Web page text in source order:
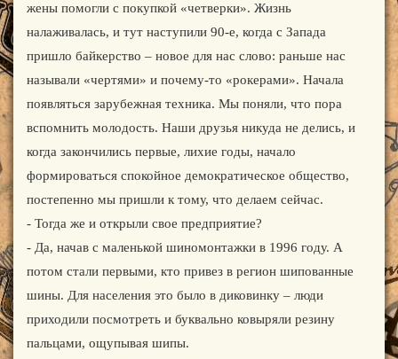
жены помогли с покупкой «четверки». Жизнь
налаживалась, и тут наступили 90-е, когда с Запада
пришло байкерство – новое для нас слово: раньше нас
называли «чертями» и почему-то «рокерами». Начала
появляться зарубежная техника. Мы поняли, что пора
вспомнить молодость. Наши друзья никуда не делись, и
когда закончились первые, лихие годы, начало
формироваться спокойное демократическое общество,
постепенно мы пришли к тому, что делаем сейчас.
- Тогда же и открыли свое предприятие?
- Да, начав с маленькой шиномонтажки в 1996 году. А
потом стали первыми, кто привез в регион шипованные
шины. Для населения это было в диковинку – люди
приходили посмотреть и буквально ковыряли резину
пальцами, ощупывая шипы.